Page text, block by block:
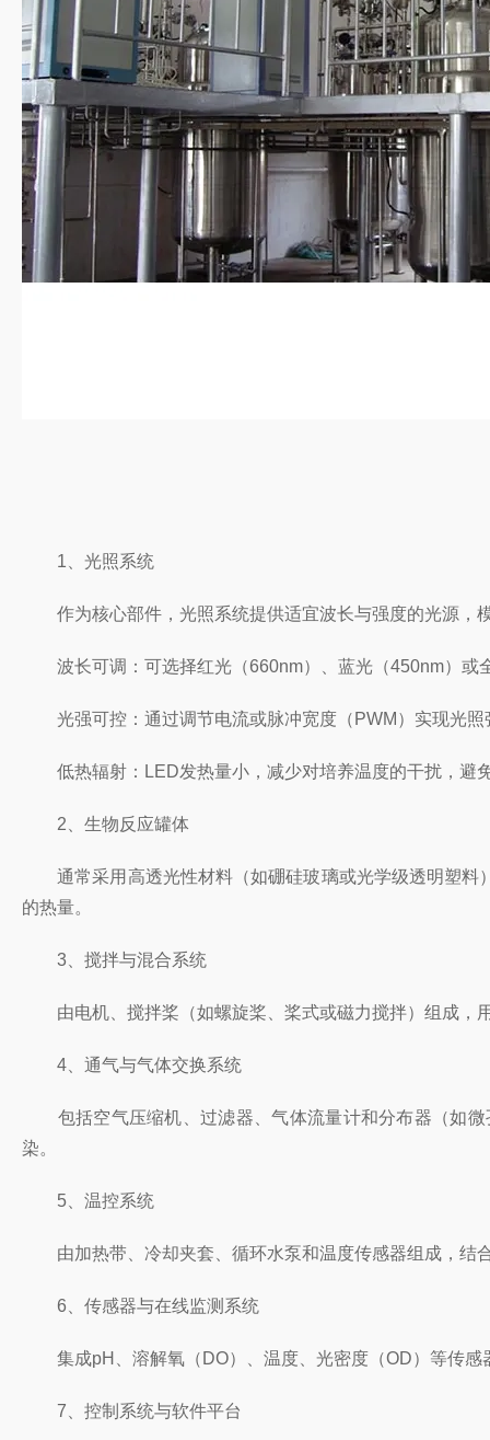
1、光照系统
作为核心部件，光照系统提供适宜波长与强度的光源，
波长可调：可选择红光（660nm）、蓝光（450nm）或
光强可控：通过调节电流或脉冲宽度（PWM）实现光照
低热辐射：LED发热量小，减少对培养温度的干扰，避
2、生物反应罐体
通常采用高透光性材料（如硼硅玻璃或光学级透明塑料
的热量。
3、搅拌与混合系统
由电机、搅拌桨（如螺旋桨、桨式或磁力搅拌）组成，
4、通气与气体交换系统
包括空气压缩机、过滤器、气体流量计和分布器（如微
染。
5、温控系统
由加热带、冷却夹套、循环水泵和温度传感器组成，结
6、传感器与在线监测系统
集成pH、溶解氧（DO）、温度、光密度（OD）等传感
7、控制系统与软件平台